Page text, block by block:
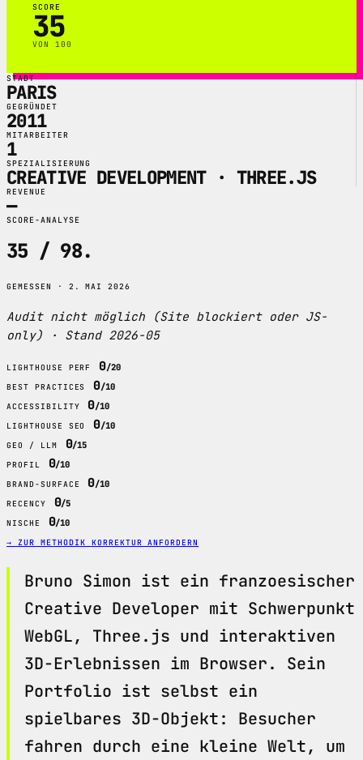
SCORE
35
VON 100
STADT
PARIS
GEGRÜNDET
2011
MITARBEITER
1
SPEZIALISIERUNG
CREATIVE DEVELOPMENT · THREE.JS
REVENUE
—
SCORE-ANALYSE
35 / 98.
GEMESSEN · 2. MAI 2026
Audit nicht möglich (Site blockiert oder JS-
only) · Stand 2026-05
LIGHTHOUSE PERF 0/20
BEST PRACTICES 0/10
ACCESSIBILITY 0/10
LIGHTHOUSE SEO 0/10
GEO / LLM 0/15
PROFIL 0/10
BRAND-SURFACE 0/10
RECENCY 0/5
NISCHE 0/10
→ ZUR METHODIK KORREKTUR ANFORDERN
Bruno Simon ist ein franzoesischer
Creative Developer mit Schwerpunkt
WebGL, Three.js und interaktiven
3D-Erlebnissen im Browser. Sein
Portfolio ist selbst ein
spielbares 3D-Objekt: Besucher
fahren durch eine kleine Welt, um